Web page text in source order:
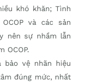
khó khăn; Tình
và các sản
nên sự nhầm lẫn
OCOP.
bảo vệ nhãn hiệu
đúng mức, nhất